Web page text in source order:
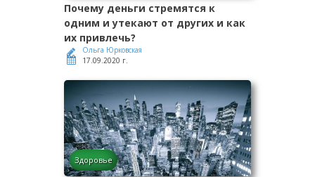
Почему деньги стремятся к
одним и утекают от других и как
их привлечь?
Ольга Юрковская
17.09.2020 г.
Здоровье